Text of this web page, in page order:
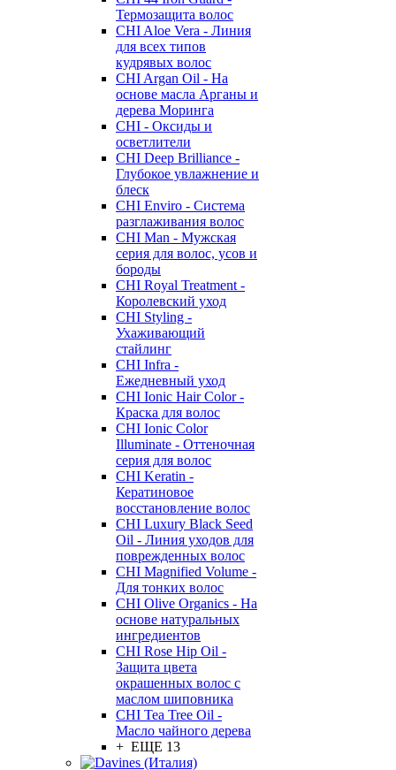
Термозащита волос
CHI Aloe Vera - Линия
для всех типов
кудрявых волос
CHI Argan Oil - На
основе масла Арганы и
дерева Моринга
CHI - Оксиды и
осветлители
CHI Deep Brilliance -
Глубокое увлажнение и
блеск
CHI Enviro - Система
разглаживания волос
CHI Man - Мужская
серия для волос, усов и
бороды
CHI Royal Treatment -
Королевский уход
CHI Styling -
Ухаживающий
стайлинг
CHI Infra -
Ежедневный уход
CHI Ionic Hair Color -
Краска для волос
CHI Ionic Color
Illuminate - Оттеночная
серия для волос
CHI Keratin -
Кератиновое
восстановление волос
CHI Luxury Black Seed
Oil - Линия уходов для
поврежденных волос
CHI Magnified Volume -
Для тонких волос
CHI Olive Organics - На
основе натуральных
ингредиентов
CHI Rose Hip Oil -
Защита цвета
окрашенных волос с
маслом шиповника
CHI Tea Tree Oil -
Масло чайного дерева
+ ЕЩЕ 13